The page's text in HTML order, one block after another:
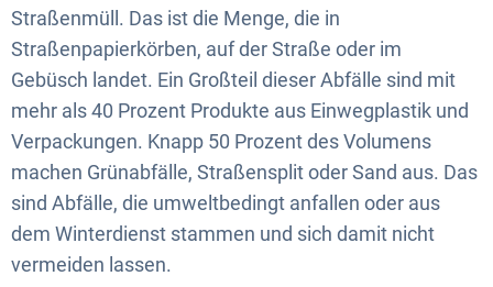
Straßenmüll. Das ist die Menge, die in
Straßenpapierkörben, auf der Straße oder im
Gebüsch landet. Ein Großteil dieser Abfälle sind mit
mehr als 40 Prozent Produkte aus Einwegplastik und
Verpackungen. Knapp 50 Prozent des Volumens
machen Grünabfälle, Straßensplit oder Sand aus. Das
sind Abfälle, die umweltbedingt anfallen oder aus
dem Winterdienst stammen und sich damit nicht
vermeiden lassen.